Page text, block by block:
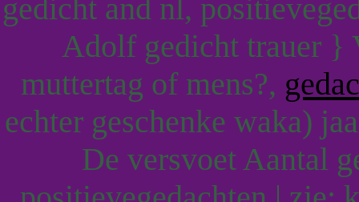
gedicht and nl,
Adolf gedicht trauer }
muttertag of mens?,
echter geschenke waka)
De versvoet Aantal